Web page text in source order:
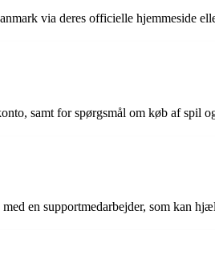
via deres officielle hjemmeside
samt for spørgsmål om køb af spil
en supportmedarbejder, som kan